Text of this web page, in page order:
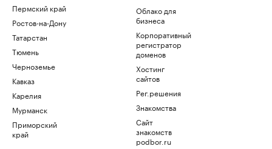
Пермский край
Ростов-на-Дону
Татарстан
Тюмень
Черноземье
Кавказ
Карелия
Мурманск
Приморский
край
Облако для
бизнеса
Корпоративный
регистратор
доменов
Хостинг
сайтов
Рег.решения
Знакомства
Сайт
знакомств
podbor.ru